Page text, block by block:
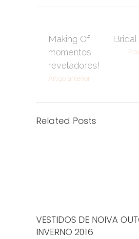
Making Of
momentos
reveladores!
Artigo anterior
Bridal
Related Posts
VESTIDOS DE NOIVA
INVERNO 2016